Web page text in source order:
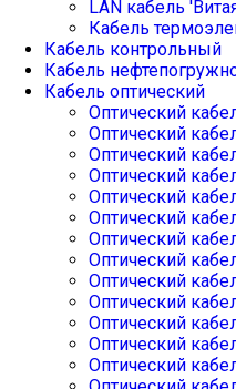
LAN кабель
Кабель
Кабель контрольный
Кабель
Кабель оптический
Оптический
Оптический
Оптический
Оптический
Оптический
Оптический
Оптический
Оптический
Оптический
Оптический
Оптический
Оптический
Оптический